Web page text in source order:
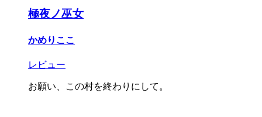
極夜ノ巫女
かめりここ
レビュー
お願い、この村を終わりにして。